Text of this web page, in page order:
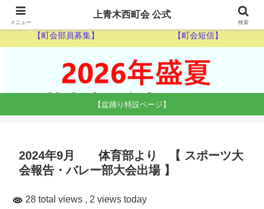
【ゴミ収集カレンダー】 【休日当番医】
【町会部員募集】 【町会短信】
【盆踊り特設ページ】
2024年9月 体育部より 【 スポーツ大
会報告・バレー部大会出場 】
28 total views , 2 views today
メニュー
上青木西町会 公式
検索